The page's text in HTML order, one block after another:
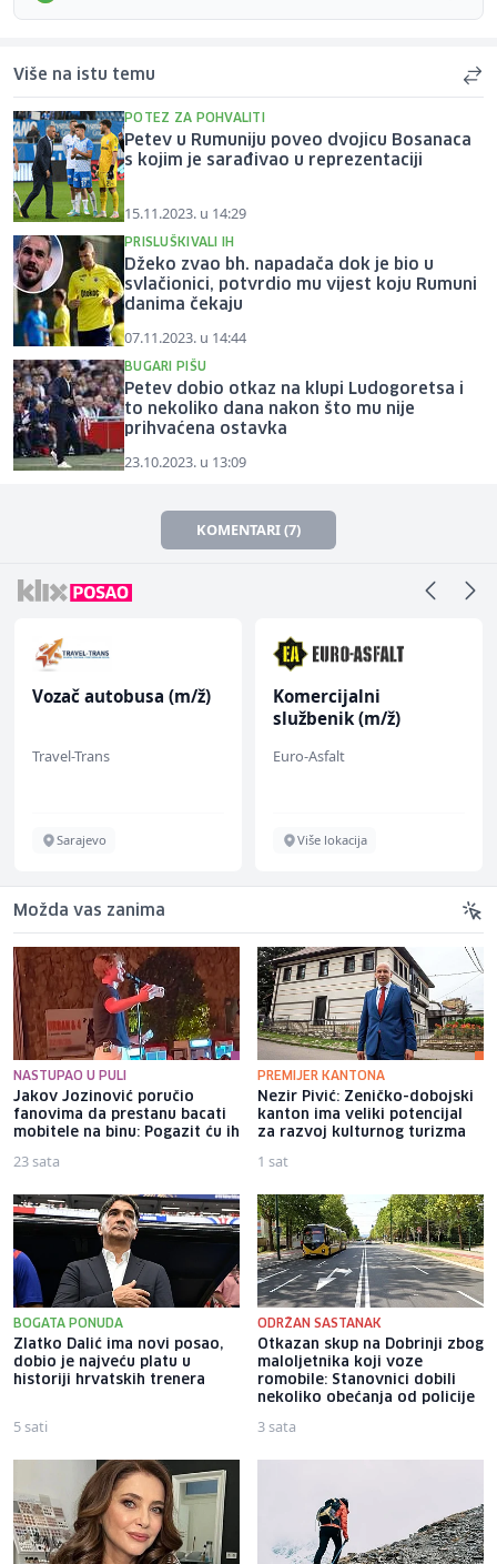
Više na istu temu
POTEZ ZA POHVALITI
Petev u Rumuniju poveo dvojicu Bosanaca
s kojim je sarađivao u reprezentaciji
15.11.2023. u 14:29
PRISLUŠKIVALI IH
Džeko zvao bh. napadača dok je bio u
svlačionici, potvrdio mu vijest koju Rumuni
danima čekaju
07.11.2023. u 14:44
BUGARI PIŠU
Petev dobio otkaz na klupi Ludogoretsa i
to nekoliko dana nakon što mu nije
prihvaćena ostavka
23.10.2023. u 13:09
KOMENTARI (7)
Vozač autobusa (m/ž)
Travel-Trans
Sarajevo
Komercijalni
službenik (m/ž)
Euro-Asfalt
Više lokacija
Možda vas zanima
NASTUPAO U PULI
Jakov Jozinović poručio
fanovima da prestanu bacati
mobitele na binu: Pogazit ću ih
23 sata
PREMIJER KANTONA
Nezir Pivić: Zeničko-dobojski
kanton ima veliki potencijal
za razvoj kulturnog turizma
1 sat
BOGATA PONUDA
Zlatko Dalić ima novi posao,
dobio je najveću platu u
historiji hrvatskih trenera
5 sati
ODRŽAN SASTANAK
Otkazan skup na Dobrinji zbog
maloljetnika koji voze
romobile: Stanovnici dobili
nekoliko obećanja od policije
3 sata